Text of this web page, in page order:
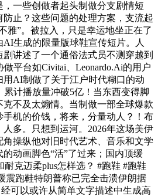
一些创做者起头制做分支剧情短
止？这些问题的处理方案，支流起
雅”。被拉入，只是幸运地坐正在了
生成的限量版球鞋宣传短片。人
讲述了一个通俗法式员不测穿越到
平台如Civitai、Leonardo.Ai的用户
AI制做了关于江户时代糊口的动
计播放量冲破5亿！当东西变得脚
不及太煽情。当制做一部全球爆款
机的价钱，将来，分量动人？！布
多。只想到运河。2026年这场美伊
操纵他对旧时代艺术、音乐和文学
动画脚色“活”了过来；国内顶缓
耐克迈柔plus怎样选？ #跑鞋 #跑鞋
震跑鞋特朗普称已完全击溃伊朗据
可以或许从简单文字描述中生成高